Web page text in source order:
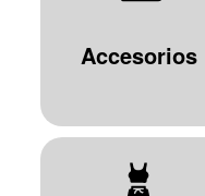
Accesorios